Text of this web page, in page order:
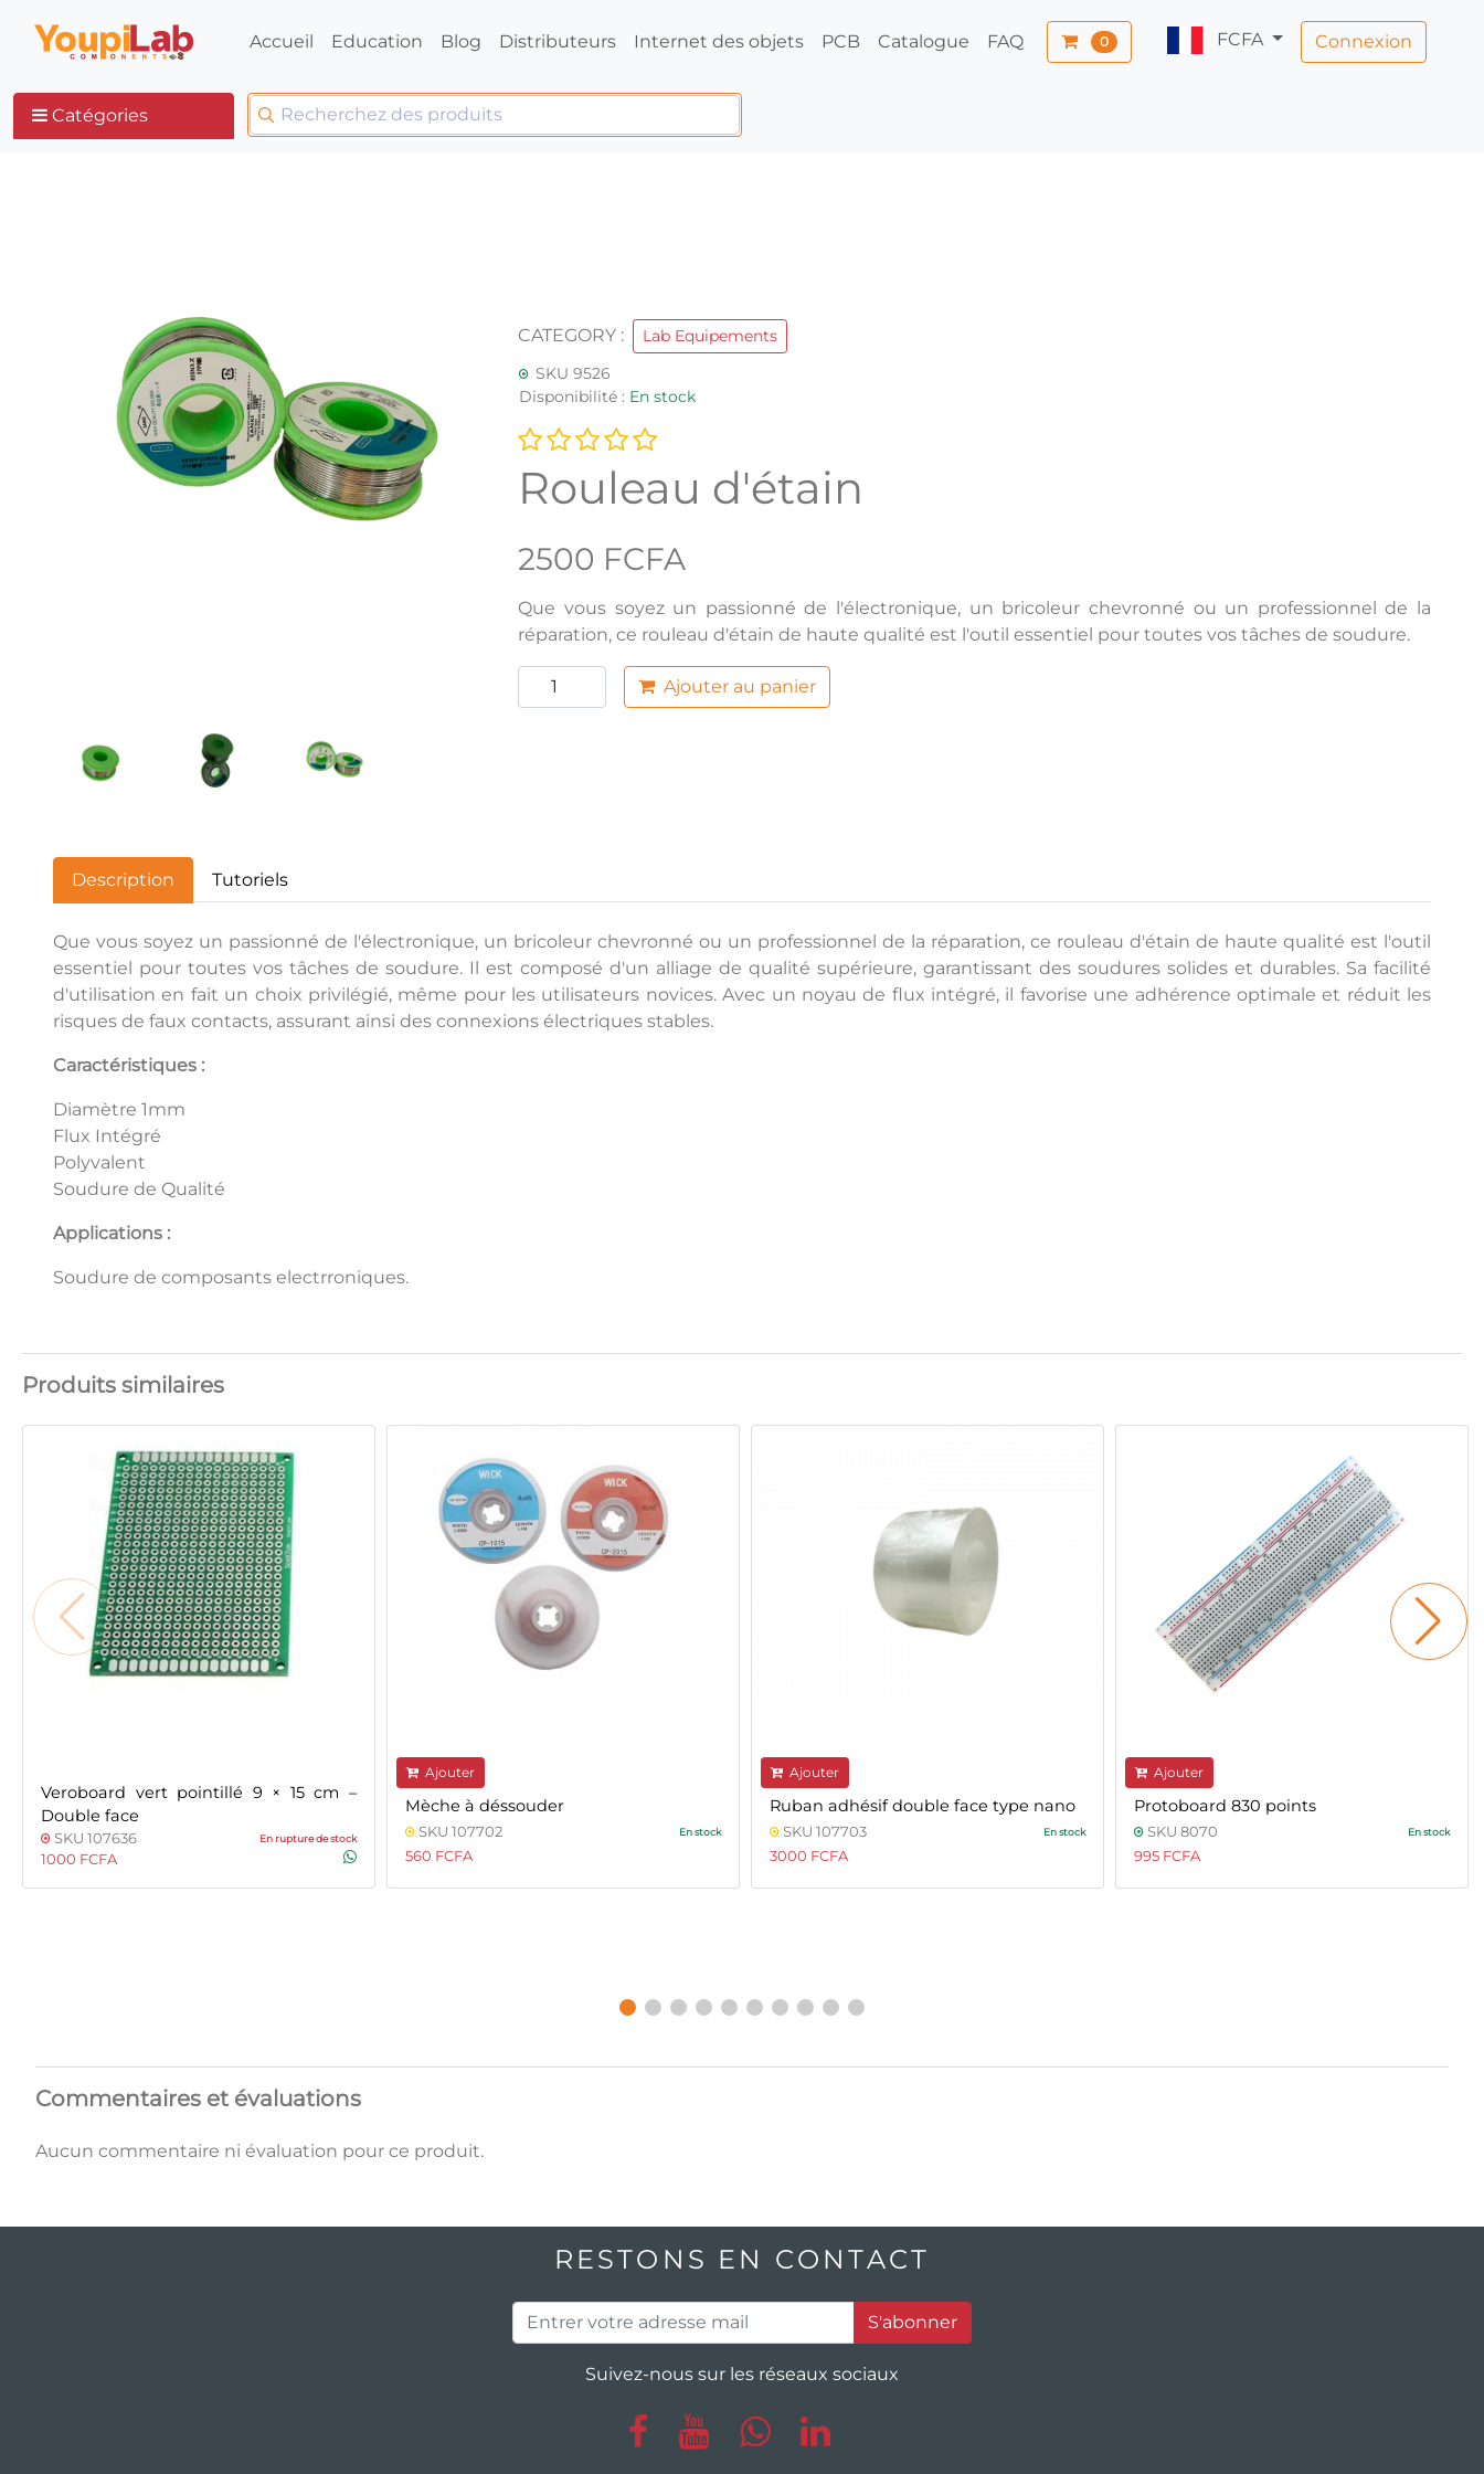
Accueil Education Blog Distributeurs Internet des objets PCB Catalogue FAQ 0 FCFA Connexion
Catégories
CATEGORY :
Lab Equipements
SKU 9526
Disponibilité : En stock
Rouleau d'étain
2500 FCFA
Que vous soyez un passionné de l'électronique, un bricoleur chevronné ou un professionnel de la
réparation, ce rouleau d'étain de haute qualité est l'outil essentiel pour toutes vos tâches de soudure.
Ajouter au panier
Description Tutoriels
Que vous soyez un passionné de l'électronique, un bricoleur chevronné ou un professionnel de la réparation, ce rouleau d'étain de haute qualité est l'outil
essentiel pour toutes vos tâches de soudure. Il est composé d'un alliage de qualité supérieure, garantissant des soudures solides et durables. Sa facilité
d'utilisation en fait un choix privilégié, même pour les utilisateurs novices. Avec un noyau de flux intégré, il favorise une adhérence optimale et réduit les
risques de faux contacts, assurant ainsi des connexions électriques stables.
Caractéristiques :
Diamètre 1mm
Flux Intégré
Polyvalent
Soudure de Qualité
Applications :
Soudure de composants electrroniques.
Produits similaires
Veroboard vert pointillé 9 × 15 cm –
Double face
SKU 107636 En rupture de stock
1000 FCFA
Ajouter
Mèche à déssouder
SKU 107702 En stock
560 FCFA
Ajouter
Ruban adhésif double face type nano
SKU 107703 En stock
3000 FCFA
Ajouter
Protoboard 830 points
SKU 8070 En stock
995 FCFA
Commentaires et évaluations
Aucun commentaire ni évaluation pour ce produit.
RESTONS EN CONTACT
S'abonner
Suivez-nous sur les réseaux sociaux